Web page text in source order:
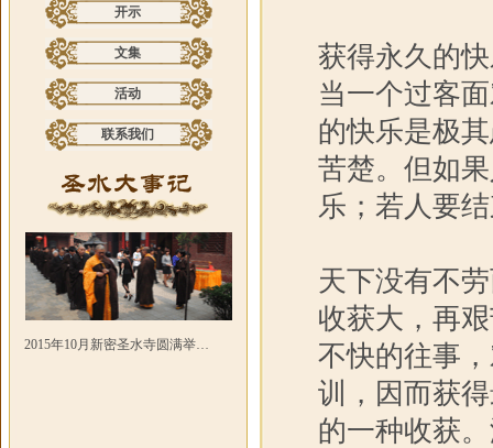
开示
文集
活动
联系我们
2015年10月新密圣水寺圆满举…
获得永久的
当一个过客
的快乐是极
苦楚。但如
乐；若人要
天下没有不
收获大，再
不快的往事
训，因而获
的一种收获